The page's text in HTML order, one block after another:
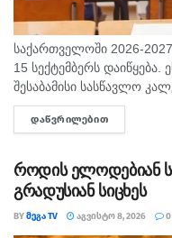
საქართველოში 2026-
15 სექტემბერს
შესაბამისი სასწავლო
შეეხება საბავშვო
ასევე 15 სექტემბრიდან
ᲓᲐᲬᲕᲠᲘᲚᲔᲑᲘᲗ
როდის ელოდებიან
გრადუსიან სიცხეს
BYᲛᲔᲒᲐ TV ᲐᲒᲕᲘᲡᲢᲝ 8, 2026 0